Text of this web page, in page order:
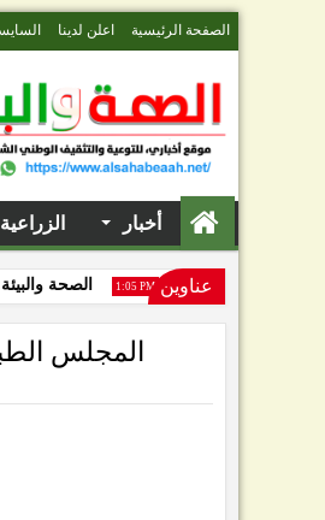
الصفحة الرئيسية اعلن لدينا
أخبار الزراعية
عناوين1:05 PM الصحة والبيئة: 93 ألف ضحية بين شهيد وجريح خلال 11 عاماً من الحرب على اليمن
المجلس